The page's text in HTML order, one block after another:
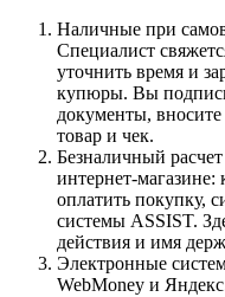
Наличные при
Специалист
уточнить время и
купюры. Вы
документы,
товар и чек.
Безналичный
интернет-
оплатить покупку,
системы ASSIST.
действия и имя
Электронные
WebMoney и